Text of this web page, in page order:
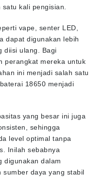
kali pengisian.
vape, senter LED,
dapat digunakan lebih
diisi ulang. Bagi
perangkat mereka untuk
ini menjadi salah satu
18650 menjadi
yang besar ini juga
sehingga
level optimal tanpa
Inilah sebabnya
digunakan dalam
sumber daya yang stabil